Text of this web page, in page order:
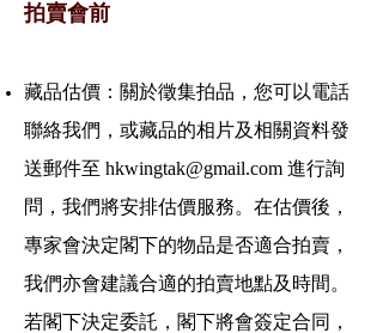
拍賣會前
藏品估價：關於徵集拍品，您可以電話
聯絡我們，或藏品的相片及相關資料發
送郵件至 hkwingtak@gmail.com 進行詢
問，我們將安排估價服務。在估價後，
專家會決定閣下的物品是否適合拍賣，
我們亦會建議合適的拍賣地點及時間。
若閣下決定委託，閣下將會簽定合同，